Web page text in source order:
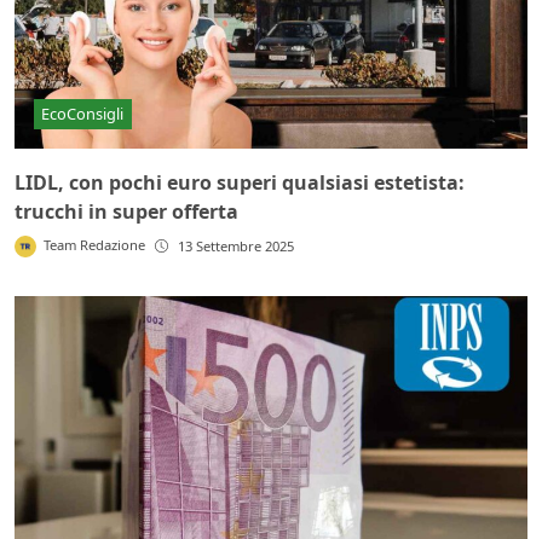
EcoConsigli
LIDL, con pochi euro superi qualsiasi estetista:
trucchi in super offerta
Team Redazione 13 Settembre 2025